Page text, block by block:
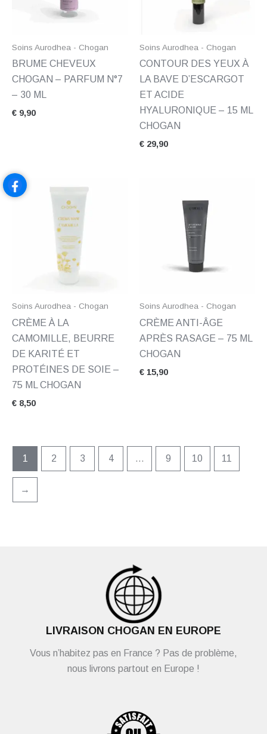
Soins Aurodhea - Chogan
BRUME CHEVEUX
CHOGAN – PARFUM N°7
– 30 ML
€ 9,90
Soins Aurodhea - Chogan
CONTOUR DES YEUX À
LA BAVE D’ESCARGOT
ET ACIDE
HYALURONIQUE – 15 ML
CHOGAN
€ 29,90
Soins Aurodhea - Chogan
CRÈME À LA
CAMOMILLE, BEURRE
DE KARITÉ ET
PROTÉINES DE SOIE –
75 ML CHOGAN
€ 8,50
Soins Aurodhea - Chogan
CRÈME ANTI-ÂGE
APRÈS RASAGE – 75 ML
CHOGAN
€ 15,90
1 2 3 4 … 9 10 11
→
LIVRAISON CHOGAN EN EUROPE
Vous n’habitez pas en France ? Pas de problème,
nous livrons partout en Europe !